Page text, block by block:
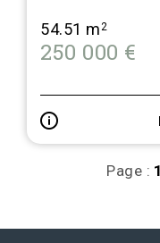
54.51 m2
250 000 €
Page : 1